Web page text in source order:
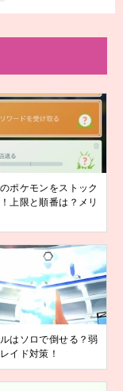
ポケモンをストック
上限と順番は？メリ
はソロで倒せる？弱
イド対策！